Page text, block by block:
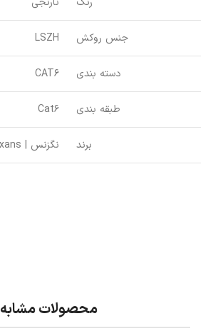
جنس روکش LSZH
دسته بندی CAT6
طبقه بندی Cat6
برند نگزنس | Nexans
محصولات مشابه